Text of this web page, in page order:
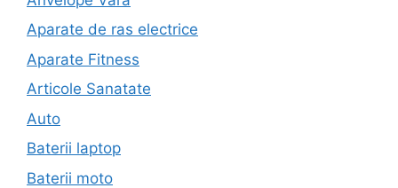
Aparate de ras electrice
Aparate Fitness
Articole Sanatate
Auto
Baterii laptop
Baterii moto